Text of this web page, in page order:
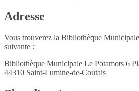
Adresse
Vous trouverez la Bibliothèque
suivante :
Bibliothèque Municipale Le Potamots 6
44310 Saint-Lumine-de-Coutais